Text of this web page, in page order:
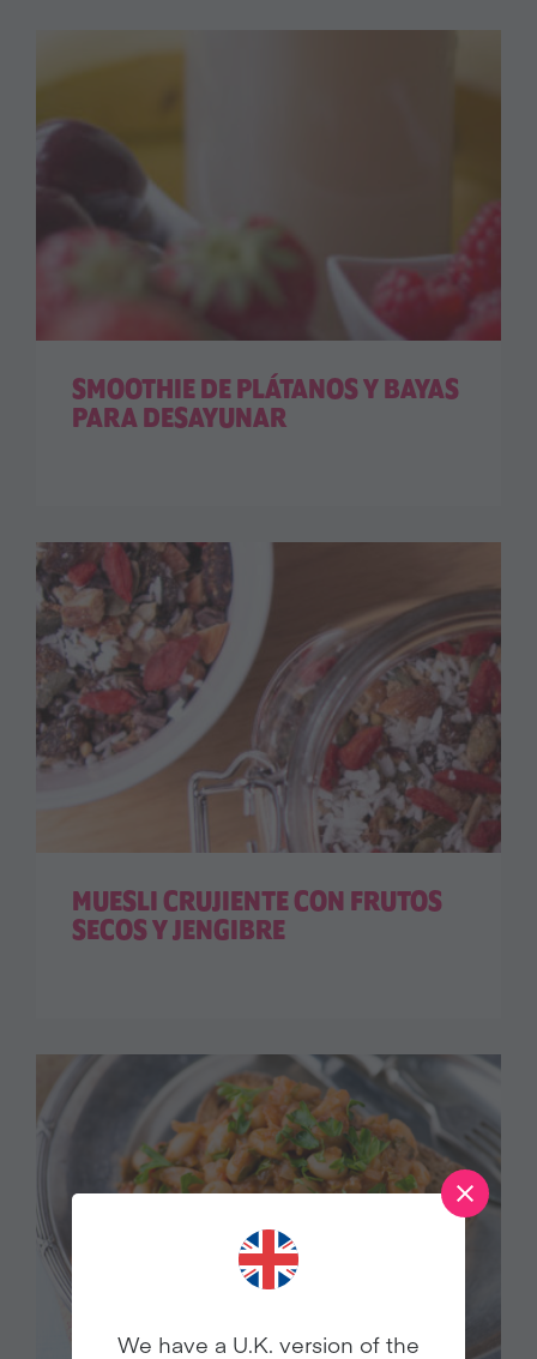
SMOOTHIE DE PLÁTANOS Y BAYAS
PARA DESAYUNAR
MUESLI CRUJIENTE CON FRUTOS
SECOS Y JENGIBRE
We have a U.K. version of the